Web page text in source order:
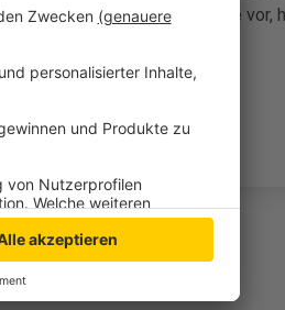
Landschaftsschutzgebiete vor,